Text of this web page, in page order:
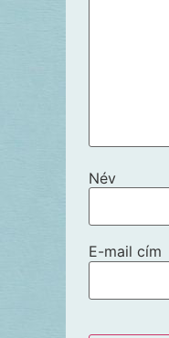
Név
E-mail cím